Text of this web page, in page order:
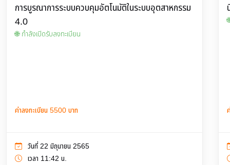
การบูรณาการระบบควบคุมอัตโนมัติในระบบอุตสาหกรรม
4.0
🌐 กำลังเปิดรับลงทะเบียน
ค่าลงทะเบียน 5500 บาท
วันที่ 22 มิถุนายน 2565
เวลา 11:42 น.